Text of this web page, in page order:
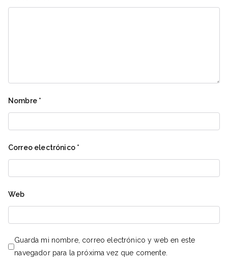
Nombre *
Correo electrónico *
Web
Guarda mi nombre, correo electrónico y web en este
navegador para la próxima vez que comente.